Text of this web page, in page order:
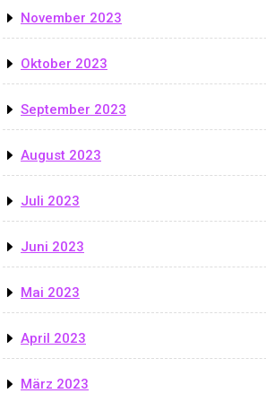
November 2023
Oktober 2023
September 2023
August 2023
Juli 2023
Juni 2023
Mai 2023
April 2023
März 2023